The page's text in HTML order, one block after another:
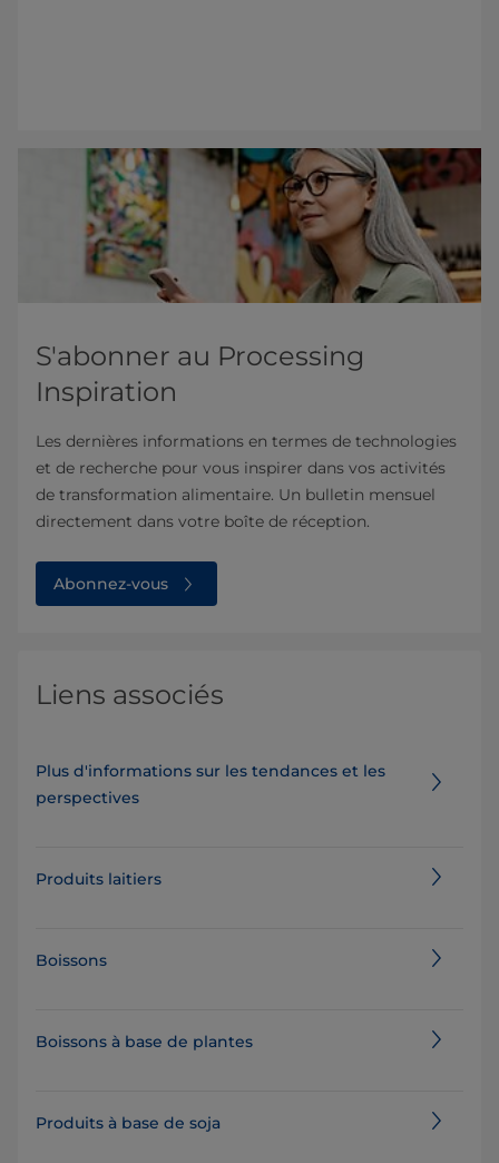
S'abonner au Processing
Inspiration
Les dernières informations en termes de technologies
et de recherche pour vous inspirer dans vos activités
de transformation alimentaire. Un bulletin mensuel
directement dans votre boîte de réception.
Abonnez-vous
Liens associés
Plus d'informations sur les tendances et les
perspectives
Produits laitiers
Boissons
Boissons à base de plantes
Produits à base de soja